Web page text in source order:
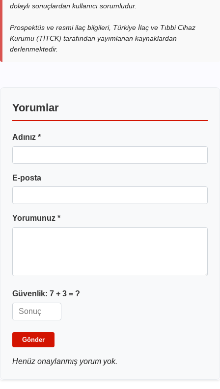
dolaylı sonuçlardan kullanıcı sorumludur.
Prospektüs ve resmi ilaç bilgileri, Türkiye İlaç ve Tıbbi Cihaz
Kurumu (TİTCK) tarafından yayımlanan kaynaklardan
derlenmektedir.
Yorumlar
Adınız *
E-posta
Yorumunuz *
Güvenlik: 7 + 3 = ?
Gönder
Henüz onaylanmış yorum yok.